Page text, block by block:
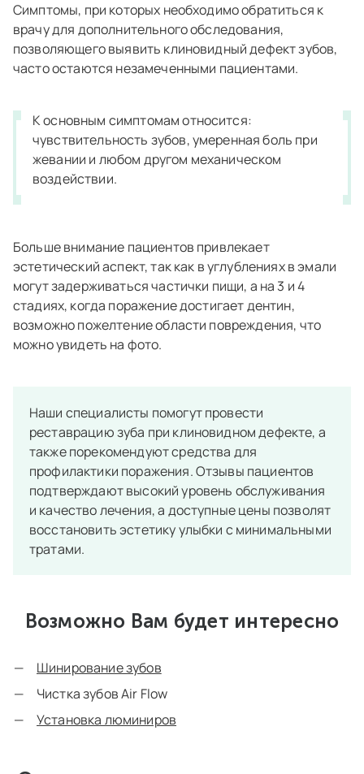
Симптомы, при которых необходимо обратиться к
врачу для дополнительного обследования,
позволяющего выявить клиновидный дефект зубов,
часто остаются незамеченными пациентами.
К основным симптомам относится:
чувствительность зубов, умеренная боль при
жевании и любом другом механическом
воздействии.
Больше внимание пациентов привлекает
эстетический аспект, так как в углублениях в эмали
могут задерживаться частички пищи, а на 3 и 4
стадиях, когда поражение достигает дентин,
возможно пожелтение области повреждения, что
можно увидеть на фото.
Наши специалисты помогут провести
реставрацию зуба при клиновидном дефекте, а
также порекомендуют средства для
профилактики поражения. Отзывы пациентов
подтверждают высокий уровень обслуживания
и качество лечения, а доступные цены позволят
восстановить эстетику улыбки с минимальными
тратами.
Возможно Вам будет интересно
Шинирование зубов
Чистка зубов Air Flow
Установка люминиров